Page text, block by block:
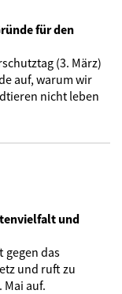
für den
(3. März)
auf, warum wir
nicht leben
und
gegen das
und ruft zu
Mai auf.